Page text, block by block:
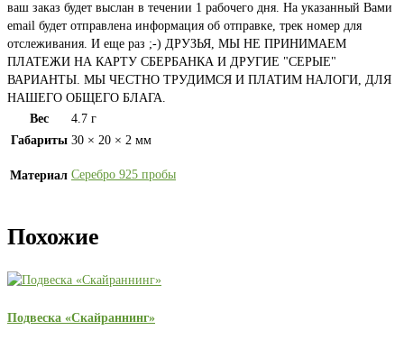
ваш заказ будет выслан в течении 1 рабочего дня. На указанный Вами
email будет отправлена информация об отправке, трек номер для
отслеживания. И еще раз ;-) ДРУЗЬЯ, МЫ НЕ ПРИНИМАЕМ
ПЛАТЕЖИ НА КАРТУ СБЕРБАНКА И ДРУГИЕ "СЕРЫЕ"
ВАРИАНТЫ. МЫ ЧЕСТНО ТРУДИМСЯ И ПЛАТИМ НАЛОГИ, ДЛЯ
НАШЕГО ОБЩЕГО БЛАГА.
Вес
4.7 г
Габариты 30 × 20 × 2 мм
Материал Серебро 925 пробы
Похожие
Подвеска «Скайраннинг»